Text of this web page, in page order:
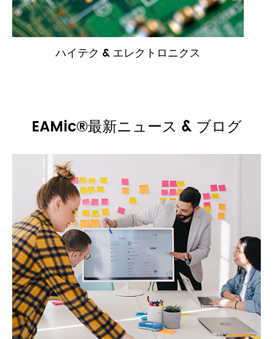
ハイテク & エレクトロニクス
EAMic®最新ニュース & ブログ